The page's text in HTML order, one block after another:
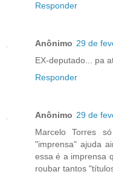
Responder
Anônimo 29 de
EX-deputado... pa
Responder
Anônimo 29 de
Marcelo Torres
"imprensa" ajuda
essa é a imprensa
roubar tantos